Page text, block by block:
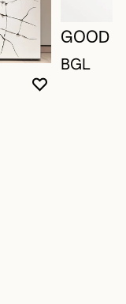
VOUS
FERMER
OUVRIR LA
GOOD
BGL